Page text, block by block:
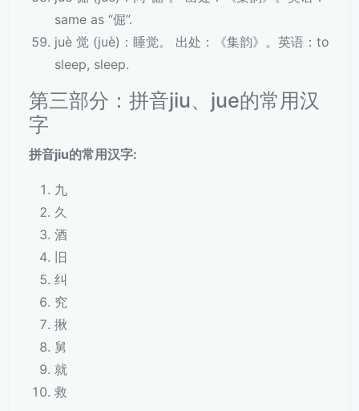
same as “倔”.
juè 觉 (juè)：睡觉。 出处：《集韵》。英语：to
sleep, sleep.
第三部分：拼音jiu、jue的常用汉
字
拼音jiu的常用汉字:
九
久
酒
旧
纠
究
揪
舅
就
救